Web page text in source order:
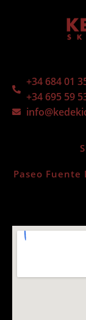
+34 684 01
+34 695 59
Paseo Fuente